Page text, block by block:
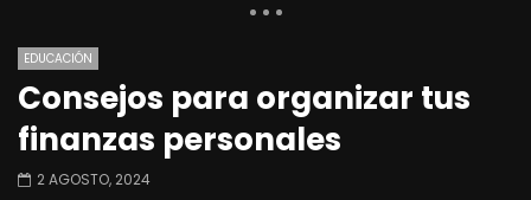
Theater
EDUCACIÓN
Consejos para organizar tus
finanzas personales
2 AGOSTO, 2024